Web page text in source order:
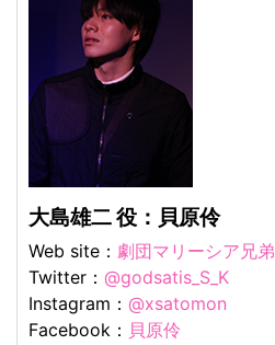
大島雄二 役：貝原伶
Web site： 劇団マリーシア兄弟
Twitter： @godsatis_S_K
Instagram： @xsatomon
Facebook： 貝原伶